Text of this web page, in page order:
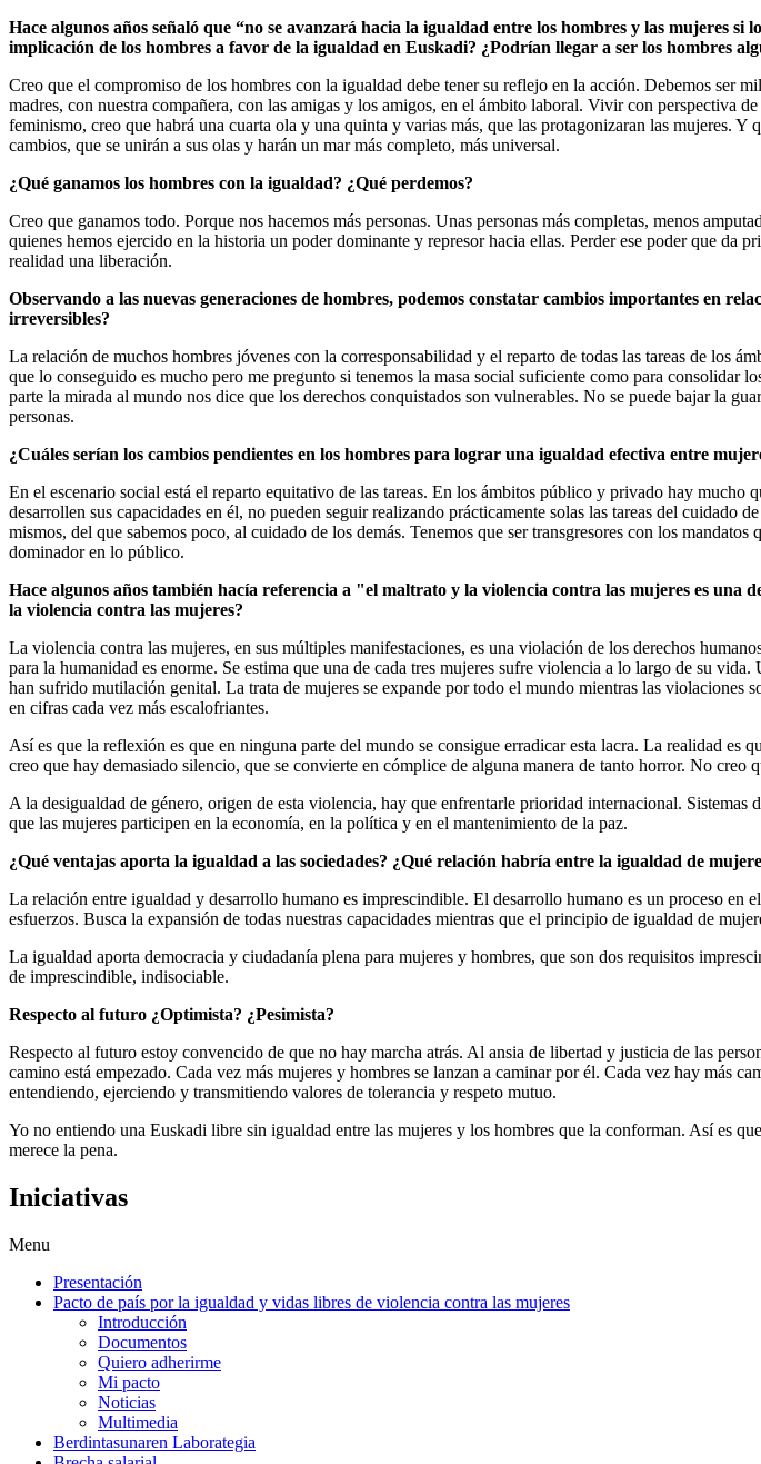
Hace algunos años señaló que “no se avanzará hacia la igualdad entre los hombres y las mujeres
implicación de los hombres a favor de la igualdad en Euskadi? ¿Podrían llegar a ser los hombres
Creo que el compromiso de los hombres con la igualdad debe tener su reflejo en la acción. Debemos ser
madres, con nuestra compañera, con las amigas y los amigos, en el ámbito laboral. Vivir con perspectiva
feminismo, creo que habrá una cuarta ola y una quinta y varias más, que las protagonizaran las mujeres.
cambios, que se unirán a sus olas y harán un mar más completo, más universal.
¿Qué ganamos los hombres con la igualdad? ¿Qué perdemos?
Creo que ganamos todo. Porque nos hacemos más personas. Unas personas más completas, menos
quienes hemos ejercido en la historia un poder dominante y represor hacia ellas. Perder ese poder que
realidad una liberación.
Observando a las nuevas generaciones de hombres, podemos constatar cambios importantes en
irreversibles?
La relación de muchos hombres jóvenes con la corresponsabilidad y el reparto de todas las tareas de los
que lo conseguido es mucho pero me pregunto si tenemos la masa social suficiente como para consolidar
parte la mirada al mundo nos dice que los derechos conquistados son vulnerables. No se puede bajar la
personas.
¿Cuáles serían los cambios pendientes en los hombres para lograr una igualdad efectiva entre
En el escenario social está el reparto equitativo de las tareas. En los ámbitos público y privado hay
desarrollen sus capacidades en él, no pueden seguir realizando prácticamente solas las tareas del cuidado
mismos, del que sabemos poco, al cuidado de los demás. Tenemos que ser transgresores con los
dominador en lo público.
Hace algunos años también hacía referencia a "el maltrato y la violencia contra las mujeres es
la violencia contra las mujeres?
La violencia contra las mujeres, en sus múltiples manifestaciones, es una violación de los derechos
para la humanidad es enorme. Se estima que una de cada tres mujeres sufre violencia a lo largo de su
han sufrido mutilación genital. La trata de mujeres se expande por todo el mundo mientras las violaciones
en cifras cada vez más escalofriantes.
Así es que la reflexión es que en ninguna parte del mundo se consigue erradicar esta lacra. La realidad
creo que hay demasiado silencio, que se convierte en cómplice de alguna manera de tanto horror. No creo
A la desigualdad de género, origen de esta violencia, hay que enfrentarle prioridad internacional.
que las mujeres participen en la economía, en la política y en el mantenimiento de la paz.
¿Qué ventajas aporta la igualdad a las sociedades? ¿Qué relación habría entre la igualdad de
La relación entre igualdad y desarrollo humano es imprescindible. El desarrollo humano es un proceso en
esfuerzos. Busca la expansión de todas nuestras capacidades mientras que el principio de igualdad de
La igualdad aporta democracia y ciudadanía plena para mujeres y hombres, que son dos requisitos
de imprescindible, indisociable.
Respecto al futuro ¿Optimista? ¿Pesimista?
Respecto al futuro estoy convencido de que no hay marcha atrás. Al ansia de libertad y justicia de las
camino está empezado. Cada vez más mujeres y hombres se lanzan a caminar por él. Cada vez hay más
entendiendo, ejerciendo y transmitiendo valores de tolerancia y respeto mutuo.
Yo no entiendo una Euskadi libre sin igualdad entre las mujeres y los hombres que la conforman. Así es
merece la pena.
Iniciativas
Menu
Presentación
Pacto de país por la igualdad y vidas libres de violencia contra las mujeres
Introducción
Documentos
Quiero adherirme
Mi pacto
Noticias
Multimedia
Berdintasunaren Laborategia